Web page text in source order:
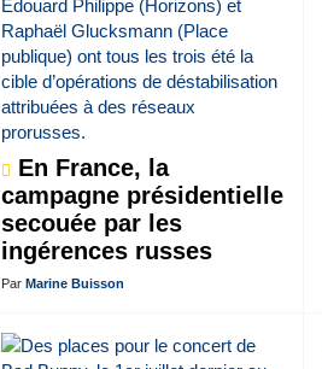
En France, la
campagne présidentielle
secouée par les
ingérences russes
Par Marine Buisson